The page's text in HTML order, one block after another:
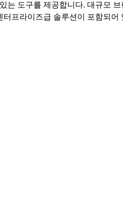
도구를 제공합니다. 대규모
프라이즈급 솔루션이 포함되